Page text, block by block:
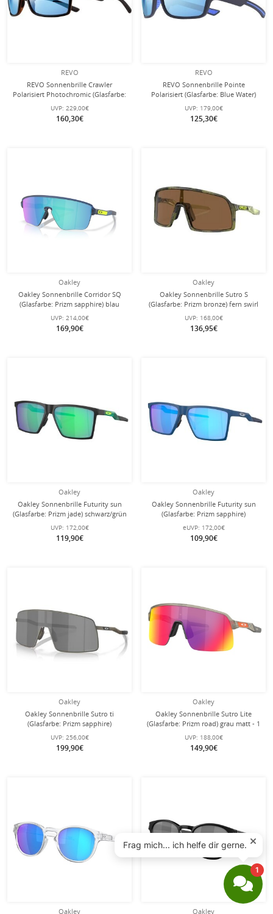
REVO
REVO Sonnenbrille Crawler
Polarisiert Photochromic (Glasfarbe:
Blue Water Photo) schwarz matt - 1
Brille
UVP: 229,00€
160,30€
REVO
REVO Sonnenbrille Pointe
Polarisiert (Glasfarbe: Blue Water)
schwarz matt - 1 Brille
UVP: 179,00€
125,30€
Oakley
Oakley Sonnenbrille Corridor SQ
(Glasfarbe: Prizm sapphire) blau
matt - 1 Brille
UVP: 214,00€
169,90€
Oakley
Oakley Sonnenbrille Sutro S
(Glasfarbe: Prizm bronze) fern swirl
grün - 1 Brille mit Hartschalenetui
UVP: 168,00€
136,95€
Oakley
Oakley Sonnenbrille Futurity sun
(Glasfarbe: Prizm jade) schwarz/grün
satiniert - 1 Brille
UVP: 172,00€
119,90€
Oakley
Oakley Sonnenbrille Futurity sun
(Glasfarbe: Prizm sapphire)
marineblau satiniert - 1 Brille
eUVP: 172,00€
109,90€
Oakley
Oakley Sonnenbrille Sutro ti
(Glasfarbe: Prizm sapphire)
gunmetal grau matt - 1 Brille mit
Hartschalenetui
UVP: 256,00€
199,90€
Oakley
Oakley Sonnenbrille Sutro Lite
(Glasfarbe: Prizm road) grau matt - 1
Brille mit Hartschalenetui
UVP: 188,00€
149,90€
Oakley Oakley